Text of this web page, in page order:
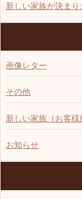
新しい家族が決まり
画像レター
その他
新しい家族（お客様
お知らせ